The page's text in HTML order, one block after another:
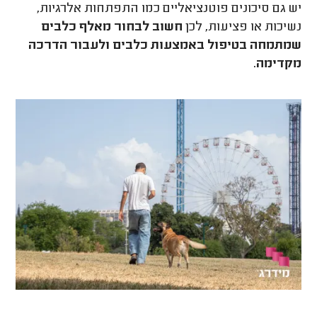
יש גם סיכונים פוטנציאליים כמו התפתחות אלרגיות,
נשיכות או פציעות, לכן חשוב לבחור מאלף כלבים
שמתמחה בטיפול באמצעות כלבים ולעבור הדרכה
מקדימה.